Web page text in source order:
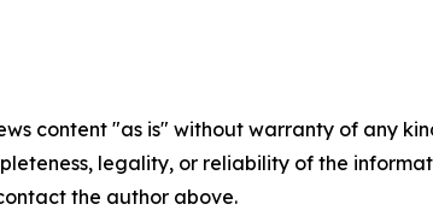
content "as is" without warranty of any
legality, or reliability of the
the author above.